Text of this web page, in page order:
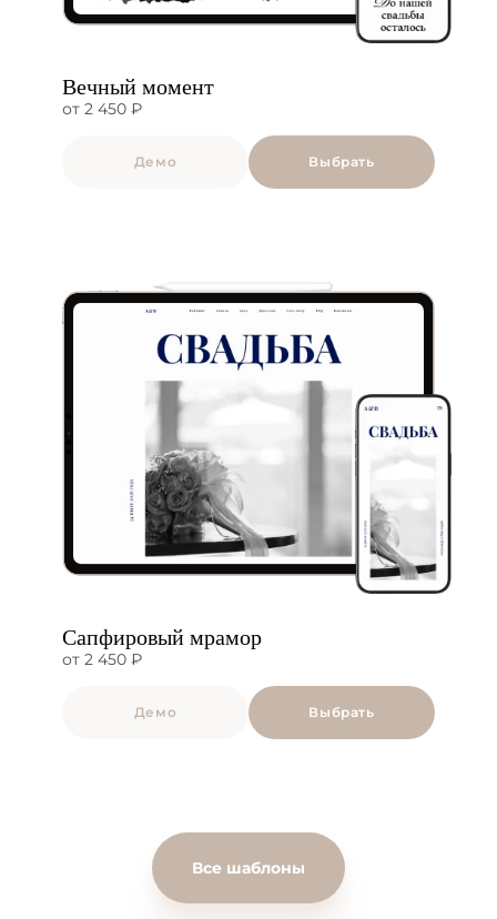
Вечный момент
от 2 450 ₽
Демо Выбрать
Сапфировый мрамор
от 2 450 ₽
Демо Выбрать
Все шаблоны